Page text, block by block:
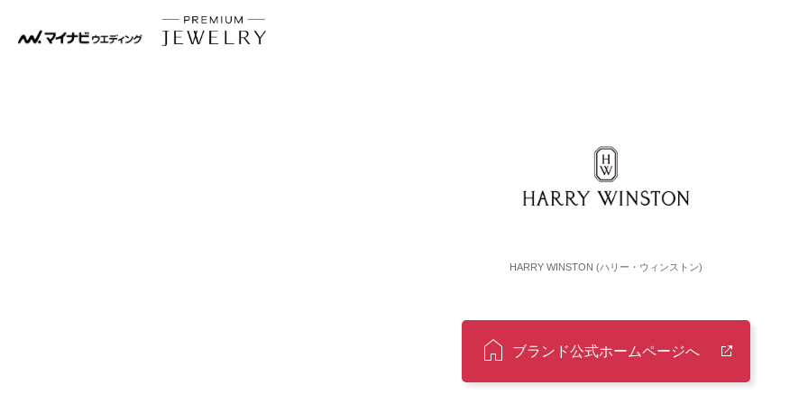
HARRY WINSTON (ハリー・ウィンストン)
ブランド公式ホームページへ